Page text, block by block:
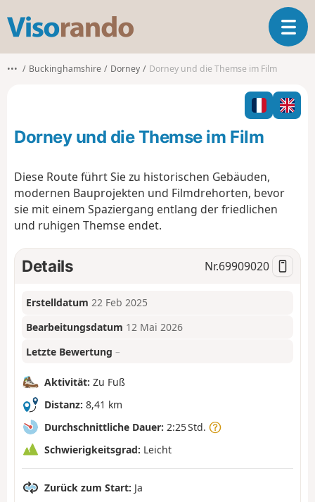
s
o
o
T
o
l
e
n
n
••• Buckinghamshire Dorney Dorney und die Themse im Film
Dorney und die Themse im Film
Diese Route führt Sie zu historischen Gebäuden,
modernen Bauprojekten und Filmdrehorten, bevor
sie mit einem Spaziergang entlang der friedlichen
und ruhigen Themse endet.
Details Nr.69909020
Erstelldatum 22 Feb 2025
Bearbeitungsdatum 12 Mai 2026
Letzte Bewertung –
Aktivität: Zu Fuß
Distanz: 8,41 km
Durchschnittliche Dauer: 2:25 Std.
Schwierigkeitsgrad: Leicht
Zurück zum Start: Ja